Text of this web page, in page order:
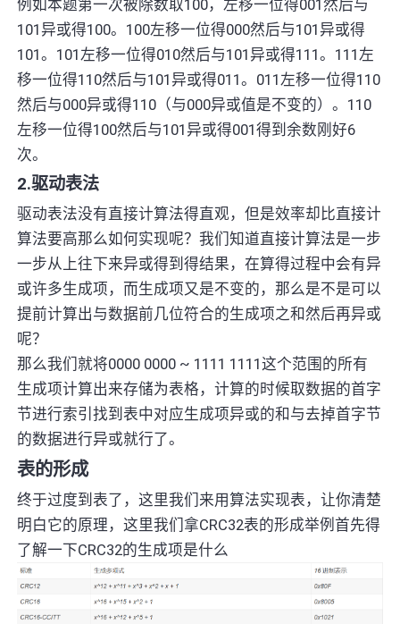
例如本题第一次被除数取100，左移一位得001然后与
101异或得100。100左移一位得000然后与101异或得
101。101左移一位得010然后与101异或得111。111左
移一位得110然后与101异或得011。011左移一位得110
然后与000异或得110（与000异或值是不变的）。110
左移一位得100然后与101异或得001得到余数刚好6
次。
2.驱动表法
驱动表法没有直接计算法得直观，但是效率却比直接计
算法要高那么如何实现呢？我们知道直接计算法是一步
一步从上往下来异或得到得结果，在算得过程中会有异
或许多生成项，而生成项又是不变的，那么是不是可以
提前计算出与数据前几位符合的生成项之和然后再异或
呢？
那么我们就将0000 0000 ~ 1111 1111这个范围的所有
生成项计算出来存储为表格，计算的时候取数据的首字
节进行索引找到表中对应生成项异或的和与去掉首字节
的数据进行异或就行了。
表的形成
终于过度到表了，这里我们来用算法实现表，让你清楚
明白它的原理，这里我们拿CRC32表的形成举例首先得
了解一下CRC32的生成项是什么